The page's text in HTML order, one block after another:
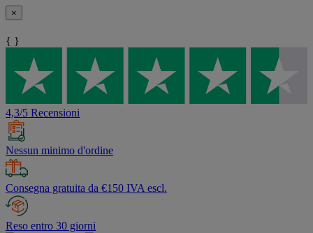
×
{ }
4,3/5 Recensioni
Nessun minimo d'ordine
Consegna gratuita da €150 IVA escl.
Reso entro 30 giorni